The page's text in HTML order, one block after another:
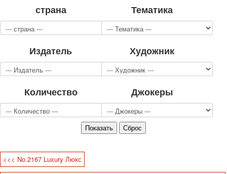
Спорт
Транспорт
Охота и рыбалка
Армия и полиция
Недорогие колоды для игры
8 марта
23 февраля
страна Тематика
Издатель Художник
Количество Джокеры
<<< No.2167 Luxury Люкс